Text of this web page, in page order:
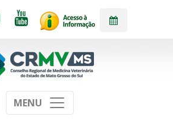
MENU